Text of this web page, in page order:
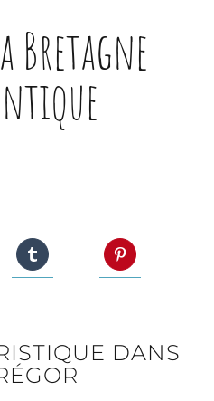
Bretagne
DANS